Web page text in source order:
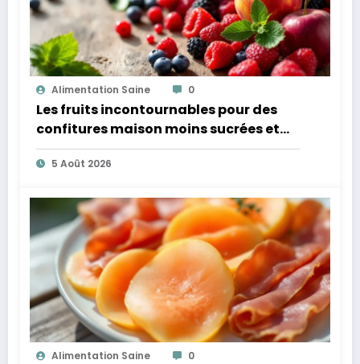
Alimentation Saine 0
Les fruits incontournables pour des
confitures maison moins sucrées et
plus légères
5 Août 2026
Alimentation Saine 0